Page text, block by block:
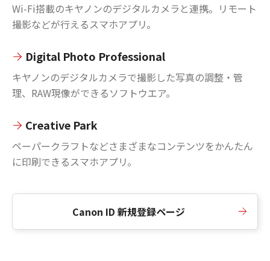
Wi-Fi搭載のキヤノンのデジタルカメラと連携。リモート
撮影などが行えるスマホアプリ。
Digital Photo Professional
キヤノンのデジタルカメラで撮影した写真の調整・管
理、RAW現像ができるソフトウエア。
Creative Park
ペーパークラフトなどさまざまなコンテンツをかんたん
に印刷できるスマホアプリ。
Canon ID 新規登録ページ